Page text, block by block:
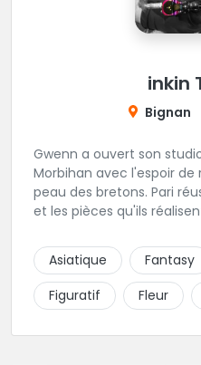
inkin
Bignan
Gwenn a ouvert son
Morbihan avec l'espoir
peau des bretons. Pari
et les pièces qu'ils
tout type de projet, son
serez bien réussi par le
Asiatique Fantasy
Figuratif
Fleur